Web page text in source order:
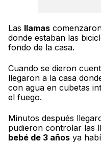
Las llamas
donde estaban las
fondo de la casa.
Cuando se dieron
llegaron a la casa
con agua en cubetas
el fuego.
Minutos después
pudieron controlar las
bebé de 3 años ya